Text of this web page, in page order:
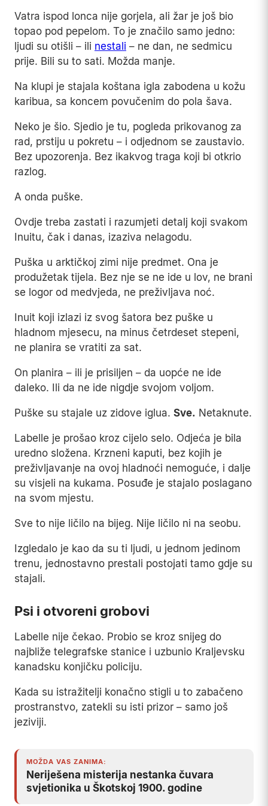
Vatra ispod lonca nije gorjela, ali žar je još bio
topao pod pepelom. To je značilo samo jedno:
ljudi su otišli – ili nestali – ne dan, ne sedmicu
prije. Bili su to sati. Možda manje.
Na klupi je stajala koštana igla zabodena u kožu
karibua, sa koncem povučenim do pola šava.
Neko je šio. Sjedio je tu, pogleda prikovanog za
rad, prstiju u pokretu – i odjednom se zaustavio.
Bez upozorenja. Bez ikakvog traga koji bi otkrio
razlog.
A onda puške.
Ovdje treba zastati i razumjeti detalj koji svakom
Inuitu, čak i danas, izaziva nelagodu.
Puška u arktičkoj zimi nije predmet. Ona je
produžetak tijela. Bez nje se ne ide u lov, ne brani
se logor od medvjeda, ne preživljava noć.
Inuit koji izlazi iz svog šatora bez puške u
hladnom mjesecu, na minus četrdeset stepeni,
ne planira se vratiti za sat.
On planira – ili je prisiljen – da uopće ne ide
daleko. Ili da ne ide nigdje svojom voljom.
Puške su stajale uz zidove iglua. Sve. Netaknute.
Labelle je prošao kroz cijelo selo. Odjeća je bila
uredno složena. Krzneni kaputi, bez kojih je
preživljavanje na ovoj hladnoći nemoguće, i dalje
su visjeli na kukama. Posuđe je stajalo poslagano
na svom mjestu.
Sve to nije ličilo na bijeg. Nije ličilo ni na seobu.
Izgledalo je kao da su ti ljudi, u jednom jedinom
trenu, jednostavno prestali postojati tamo gdje su
stajali.
Psi i otvoreni grobovi
Labelle nije čekao. Probio se kroz snijeg do
najbliže telegrafske stanice i uzbunio Kraljevsku
kanadsku konjičku policiju.
Kada su istražitelji konačno stigli u to zabačeno
prostranstvo, zatekli su isti prizor – samo još
jeziviji.
MOŽDA VAS ZANIMA:
Neriješena misterija nestanka čuvara
svjetionika u Škotskoj 1900. godine